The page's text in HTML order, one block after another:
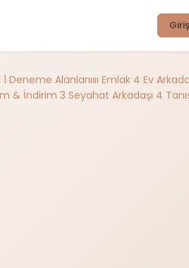
1 Deneme Alanlarııııı Emlak 4 Ev
& İndirim 3 Seyahat Arkadaşı 4